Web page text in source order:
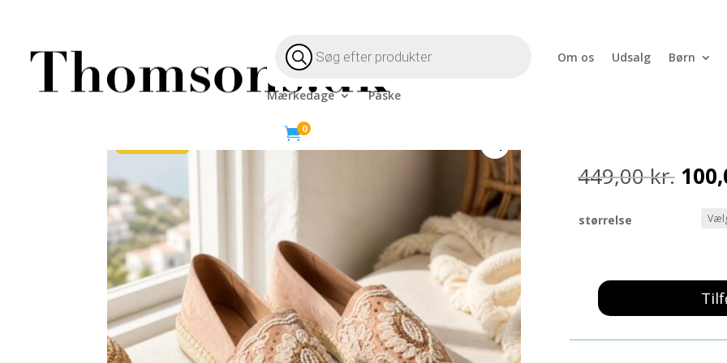
search Om os Udsalg Børn
Mærkedage Påske
0
Hjem /Livsstil/Tøj & Sko / Espadrillos Rosa Broderi
449,00kr. Den
pris
var:
størrelse
Espadrillos
Broderi